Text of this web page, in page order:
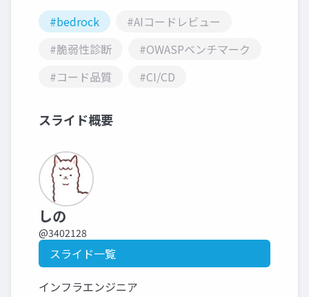
#bedrock
#AIコードレビュー
#脆弱性診断
#OWASPベンチマーク
#コード品質
#CI/CD
スライド概要
しの
@3402128
スライド一覧
インフラエンジニア